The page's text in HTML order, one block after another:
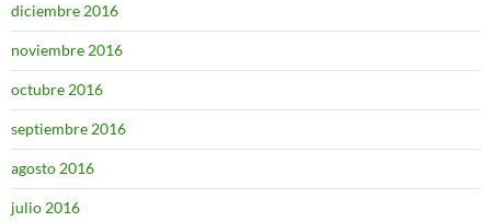
diciembre 2016
noviembre 2016
octubre 2016
septiembre 2016
agosto 2016
julio 2016